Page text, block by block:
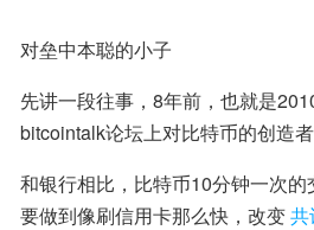
对垒中本聪的小子
先讲一段往事，8年前，也就是
bitcointalk论坛上对比特币的创造
和银行相比，比特币10分钟一次的
要做到像刷信用卡那么快，改变共